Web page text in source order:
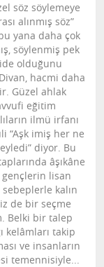
söz söylemeye
alınmış söz”
yana daha çok
söylenmiş pek
olduğunu
hacmi daha
Güzel ahlak
eğitim
ilmü irfanı
“Aşk imiş her ne
diyor. Bu
âşıkâne
gençlerin lisan
kalın
de bir seçme
Belki bir talep
kelâmları takip
ve insanların
temennisiyle...